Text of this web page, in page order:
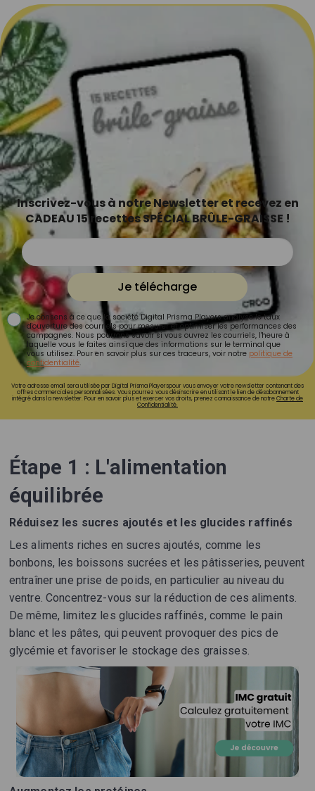
Inscrivez-vous à notre Newsletter et recevez en
CADEAU 15 recettes SPÉCIAL BRÛLE-GRAISSE !
Je télécharge
Je consens à ce que la société Digital Prisma Players analyse le taux
d'ouverture des courriels pour mesurer et optimiser les performances des
campagnes. Nous pourrons savoir si vous ouvrez les courriels, l'heure à
laquelle vous le faites ainsi que des informations sur le terminal que
vous utilisez. Pour en savoir plus sur ces traceurs, voir notre politique de
confidentialité.
Votre adresse email sera utilisée par Digital Prisma Playerspour vous envoyer votre newsletter contenant des
offres commerciales personnalisées. Vous pourrez vous désinscrire en utilisant le lien de désabonnement
intégré dans la newsletter. Pour en savoir plus et exercer vos droits, prenez connaissance de notreCharte de
Confidentialité.
Étape 1 : L'alimentation
équilibrée
Réduisez les sucres ajoutés et les glucides raffinés
Les aliments riches en sucres ajoutés, comme les
bonbons, les boissons sucrées et les pâtisseries, peuvent
entraîner une prise de poids, en particulier au niveau du
ventre. Concentrez-vous sur la réduction de ces aliments.
De même, limitez les glucides raffinés, comme le pain
blanc et les pâtes, qui peuvent provoquer des pics de
glycémie et favoriser le stockage des graisses.